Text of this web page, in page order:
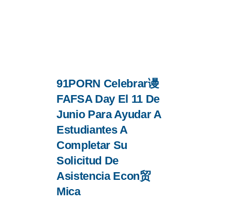
91PORN Celebrar谩
FAFSA Day El 11 De
Junio Para Ayudar A
Estudiantes A
Completar Su
Solicitud De
Asistencia Econ贸
Mica